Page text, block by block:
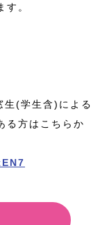
。
生(学生含)による
る方はこちらか